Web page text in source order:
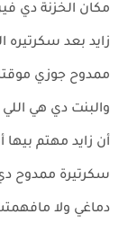
مكان الخزنة دي
زايد بعد
ممدوح جوزي
والبنت دي هي
أن زايد مهتم بيها
سكرتيرة ممدوح
دماغي ولا